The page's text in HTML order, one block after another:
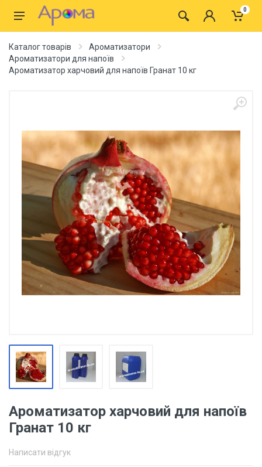
0
Каталог товарів
Ароматизатори
Ароматизатори для напоїв
Ароматизатор харчовий для напоїв Гранат 10 кг
Ароматизатор харчовий для напоїв
Гранат 10 кг
Написати відгук